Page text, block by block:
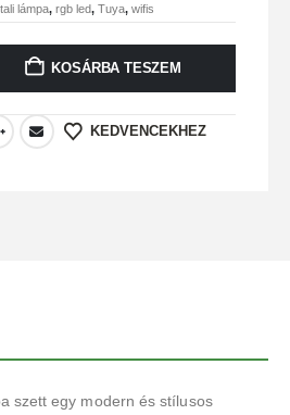
lámpa, rgb led, Tuya, wifis
KOSÁRBA TESZEM
KEDVENCEKHEZ
szett egy modern és stílusos